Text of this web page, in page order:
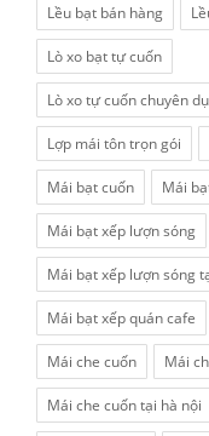
Lều bạt bán hàng
Lò xo bạt tự cuốn
Lò xo tự cuốn chuyên
Lợp mái tôn trọn gói
Mái bạt cuốn Mái
Mái bạt xếp lượn sóng
Mái bạt xếp lượn sóng
Mái bạt xếp quán cafe
Mái che cuốn Mái
Mái che cuốn tại hà nội